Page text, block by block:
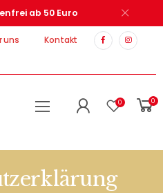
ab 50 Euro
uns
Kontakt
0 0